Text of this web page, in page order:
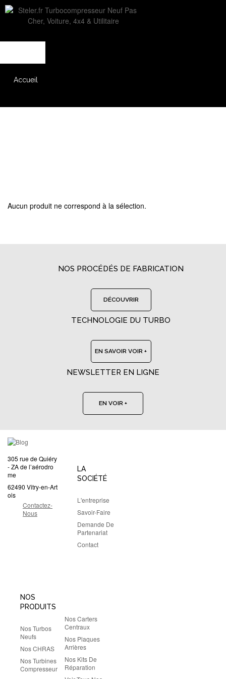
Accueil
Aucun produit ne correspond à la sélection.
NOS PROCÉDÉS DE FABRICATION
DÉCOUVRIR
TECHNOLOGIE DU TURBO
EN SAVOIR VOIR +
NEWSLETTER EN LIGNE
EN VOIR +
305 rue de Quiéry
- ZA de l’aérodro
me
62490 Vitry-en-Art
ois
Contactez-
Nous
LA
SOCIÉTÉ
L'entreprise
Savoir-Faire
Demande De
Partenariat
Contact
NOS
PRODUITS
Nos Turbos
Neufs
Nos CHRAS
Nos Turbines
Compresseur
Nos Carters
Centraux
Nos Plaques
Arrières
Nos Kits De
Réparation